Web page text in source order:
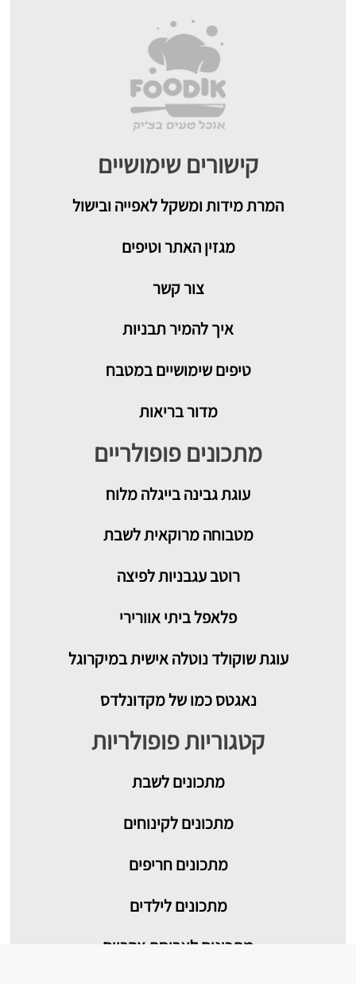
קישורים שימושיים
המרת מידות ומשקל לאפייה ובישול
מגזין האתר וטיפים
צור קשר
איך להמיר תבניות
טיפים שימושיים במטבח
מדור בריאות
מתכונים פופולריים
עוגת גבינה בייגלה מלוח
מטבוחה מרוקאית לשבת
רוטב עגבניות לפיצה
פלאפל ביתי אוורירי
עוגת שוקולד נוטלה אישית במיקרוגל
נאגטס כמו של מקדונלדס
קטגוריות פופולריות
מתכוניםלשבת
מתכונים לקינוחים
מתכונים חריפים
מתכונים לילדים
מתכונים לארוחת צהריים